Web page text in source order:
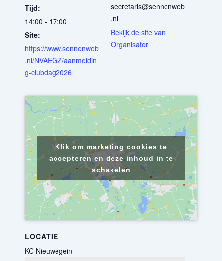
Tijd:
14:00 - 17:00
Site:
https://www.sennenweb
.nl/NVAEGZ/aanmeldin
g-clubdag2026
secretaris@sennenweb
.nl
Bekijk de site van
Organisator
LOCATIE
KC Nieuwegein
Klik om marketing cookies te
accepteren en deze inhoud in te
schakelen